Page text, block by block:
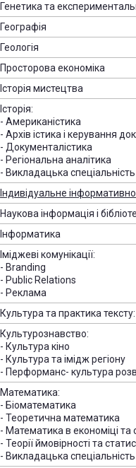
Генетика та
Географія
Геологія
Просторова економіка
Історія мистецтва
Історія:
- Американістика
- Архів істика і керування
- Документалістика
- Регіональна аналітика
- Викладацька спеціальність
Індивідуальне
Наукова інформація і
Інформатика
Іміджеві комунікації:
- Branding
- Public Relations
- Реклама
Культура та практика
Культурознавство:
- Культура кіно
- Культура та імідж регіону
- Перформанс- культура
Математика:
- Біоматематика
- Теоретична математика
- Математика в економіці та
- Теорії ймовірності та
- Викладацька спеціальність